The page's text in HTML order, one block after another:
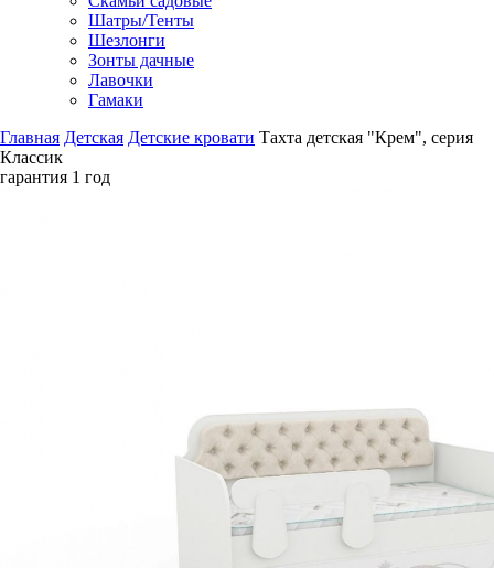
Шатры/Тенты
Шезлонги
Зонты дачные
Лавочки
Гамаки
Главная Детская Детские кровати Тахта детская "Крем", серия
Классик
гарантия 1 год